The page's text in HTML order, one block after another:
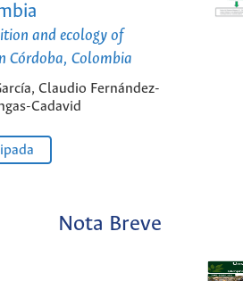
and ecology of
Córdoba, Colombia
Claudio Fernández-
Cadavid
Nota Breve